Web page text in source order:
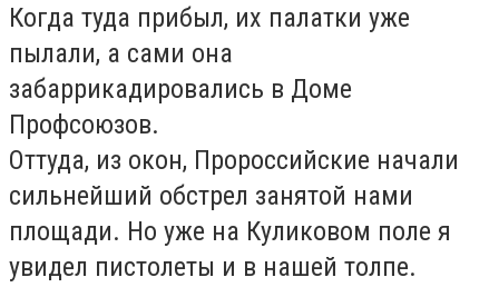
Когда туда прибыл, их палатки уже
пылали, а сами она
забаррикадировались в Доме
Профсоюзов.
Оттуда, из окон, Пророссийские начали
сильнейший обстрел занятой нами
площади. Но уже на Куликовом поле я
увидел пистолеты и в нашей толпе.